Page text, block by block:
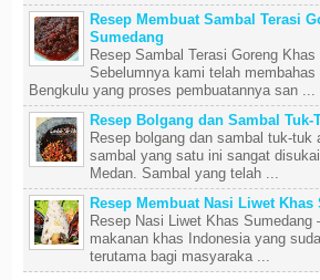
Resep Membuat Sambal Terasi
Sumedang
Resep Sambal Terasi Goreng
Sebelumnya kami telah
Bengkulu yang proses pembuatannya san ...
Resep Bolgang dan Sambal Tuk-
Resep bolgang dan sambal tuk-tuk
sambal yang satu ini sangat
Medan. Sambal yang telah ...
Resep Membuat Nasi Liwet Khas
Resep Nasi Liwet Khas Sumedang
makanan khas Indonesia yang
terutama bagi masyaraka ...